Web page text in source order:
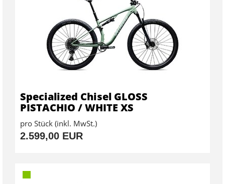
Specialized Chisel GLOSS
PISTACHIO / WHITE XS
pro Stück (inkl. MwSt.)
2.599,00 EUR